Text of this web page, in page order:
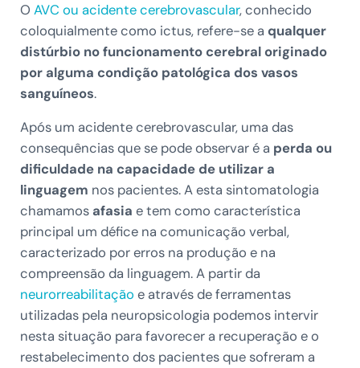
O AVC ou acidente cerebrovascular, conhecido
coloquialmente como ictus, refere-se a qualquer
distúrbio no funcionamento cerebral originado
por alguma condição patológica dos vasos
sanguíneos.
Após um acidente cerebrovascular, uma das
consequências que se pode observar é a perda ou
dificuldade na capacidade de utilizar a
linguagem nos pacientes. A esta sintomatologia
chamamos afasia e tem como característica
principal um défice na comunicação verbal,
caracterizado por erros na produção e na
compreensão da linguagem. A partir da
neurorreabilitação e através de ferramentas
utilizadas pela neuropsicologia podemos intervir
nesta situação para favorecer a recuperação e o
restabelecimento dos pacientes que sofreram a